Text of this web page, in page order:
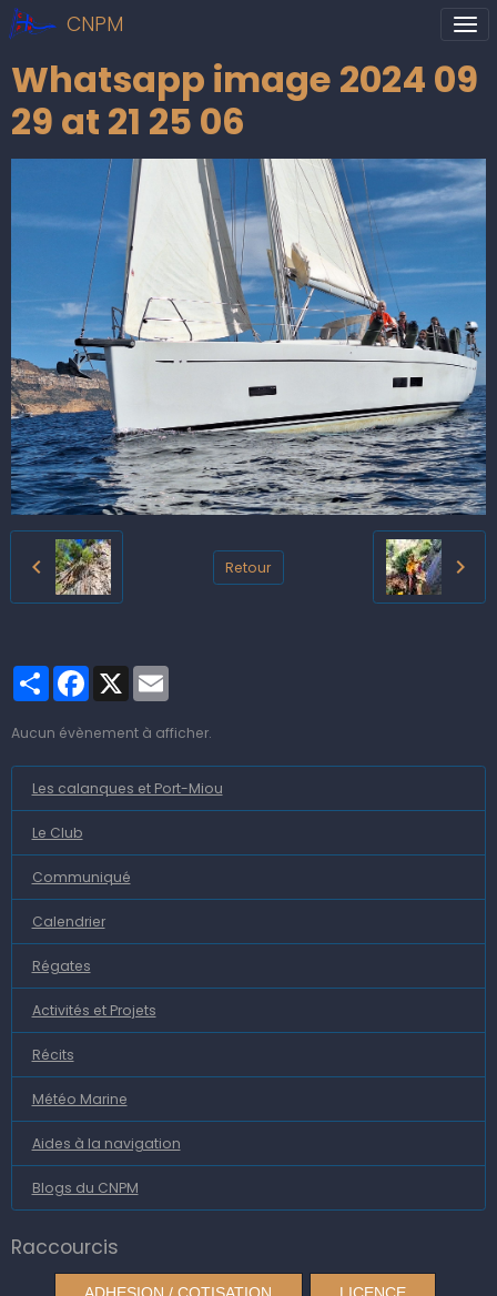
CNPM
Whatsapp image 2024 09
29 at 21 25 06
Retour
PartagerFacebook
X
Aucun évènement à afficher.
Les calanques et Port-Miou
Le Club
Communiqué
Calendrier
Régates
Activités et Projets
Récits
Météo Marine
Aides à la navigation
Blogs du CNPM
Raccourcis